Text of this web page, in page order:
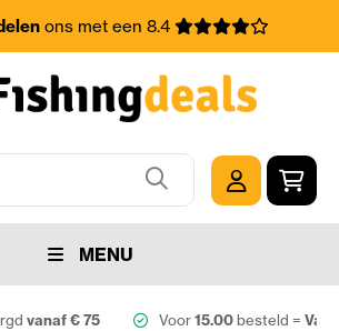
ons met een 8.4
MENU
vanaf € 75 Voor15.00besteld =